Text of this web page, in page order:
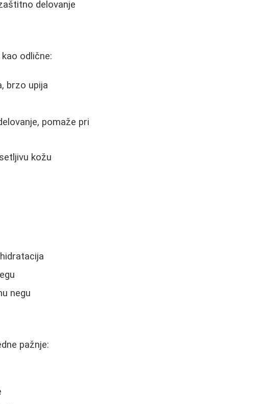
delovanje
odlične:
brzo upija
pomaže pri
kožu
negu
pažnje: